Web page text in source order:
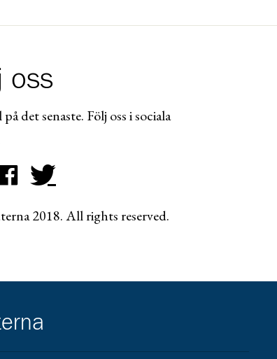
oss
det senaste. Följ oss i sociala
2018. All rights reserved.